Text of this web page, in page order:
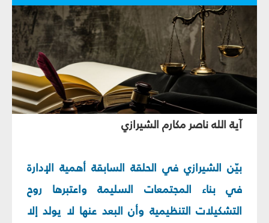
آية الله ناصر مكارم الشيرازي‏
بيّن الشيرازي في الحلقة السابقة أهمية الإدارة
في بناء المجتمعات السليمة واعتبرها روح
التشكيلات التنظيمية وأن البعد عنها لا يولد إلا